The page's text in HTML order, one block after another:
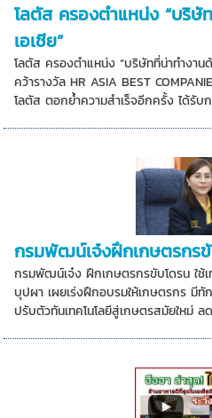
โลตัส ครองตำแหน่ง “บริษั
เอเชีย”
โลตัส ครองตำแหน่ง “บริษัทที่น่าทำงาน
คว้ารางวัล HR ASIA BEST
โลตัส ตอกย้ำความสำเร็จอีกครั้ง ได้รับ
กรมพัฒน์เจ๋งฝึกเกษตรกร
กรมพัฒน์เจ๋ง ฝึกเกษตรกรขับโดรน ใช้
บุปผา เผยเร่งฝึกอบรมให้เกษตรกร มีทั
ปรับตัวทันเทคโนโลยีสู่เกษตรสมัยใหม่